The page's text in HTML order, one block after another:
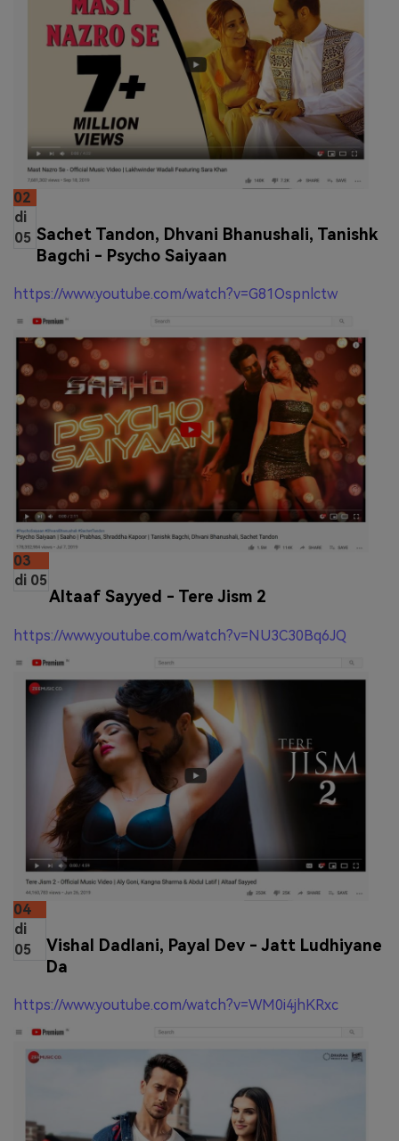
02
di
05 Sachet Tandon, Dhvani Bhanushali, Tanishk
Bagchi - Psycho Saiyaan
https://www.youtube.com/watch?v=G81Ospnlctw
03
di 05
Altaaf Sayyed - Tere Jism 2
https://www.youtube.com/watch?v=NU3C30Bq6JQ
04
di
05
Vishal Dadlani, Payal Dev - Jatt Ludhiyane
Da
https://www.youtube.com/watch?v=WM0i4jhKRxc